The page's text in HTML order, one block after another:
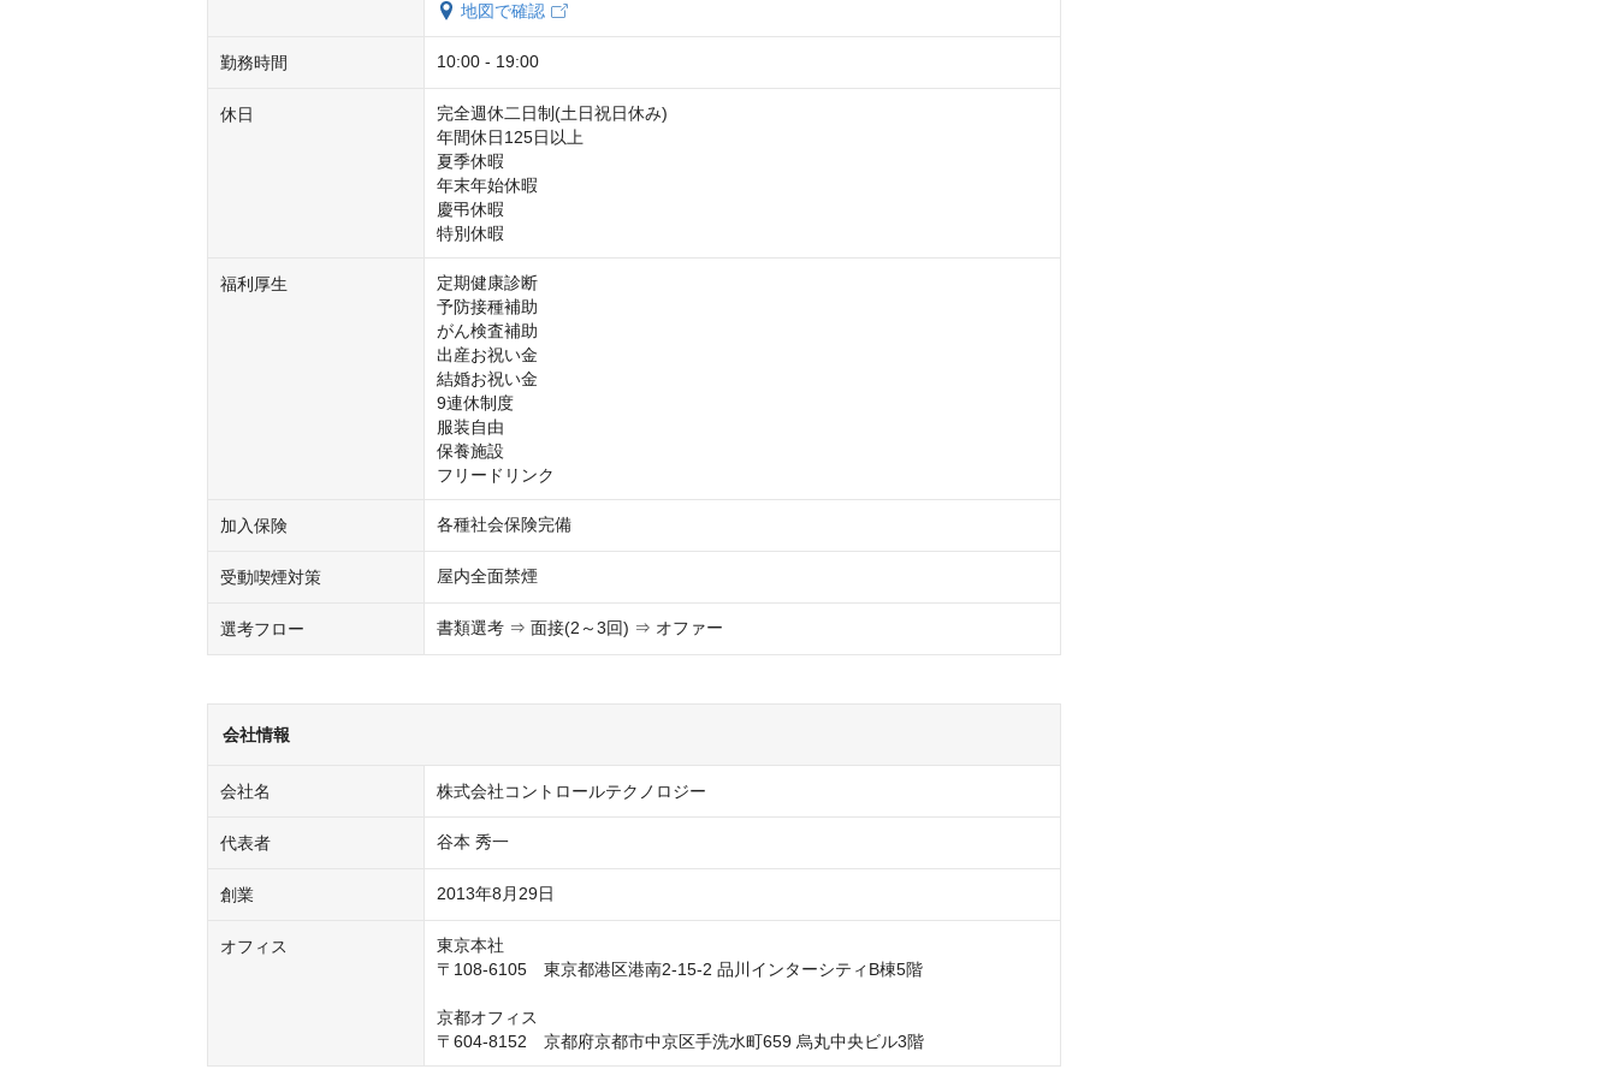
地図で確認
勤務時間 10:00 - 19:00
休日
完全週休二日制(土日祝日休み)
年間休日125日以上
夏季休暇
年末年始休暇
慶弔休暇
特別休暇
福利厚生
定期健康診断
予防接種補助
がん検査補助
出産お祝い金
結婚お祝い金
9連休制度
服装自由
保養施設
フリードリンク
加入保険 各種社会保険完備
受動喫煙対策 屋内全面禁煙
選考フロー 書類選考 ⇒ 面接(2～3回) ⇒ オファー
会社情報
会社名 株式会社コントロールテクノロジー
代表者 谷本 秀一
創業 2013年8月29日
オフィス
東京本社
〒108-6105　東京都港区港南2-15-2 品川インターシティB棟5階
京都オフィス